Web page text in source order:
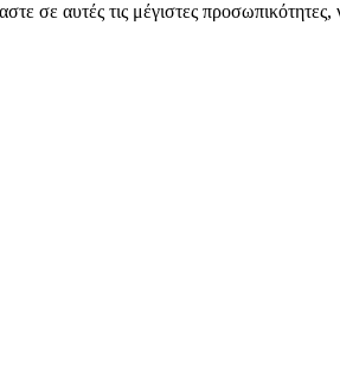
σε αυτές τις μέγιστες